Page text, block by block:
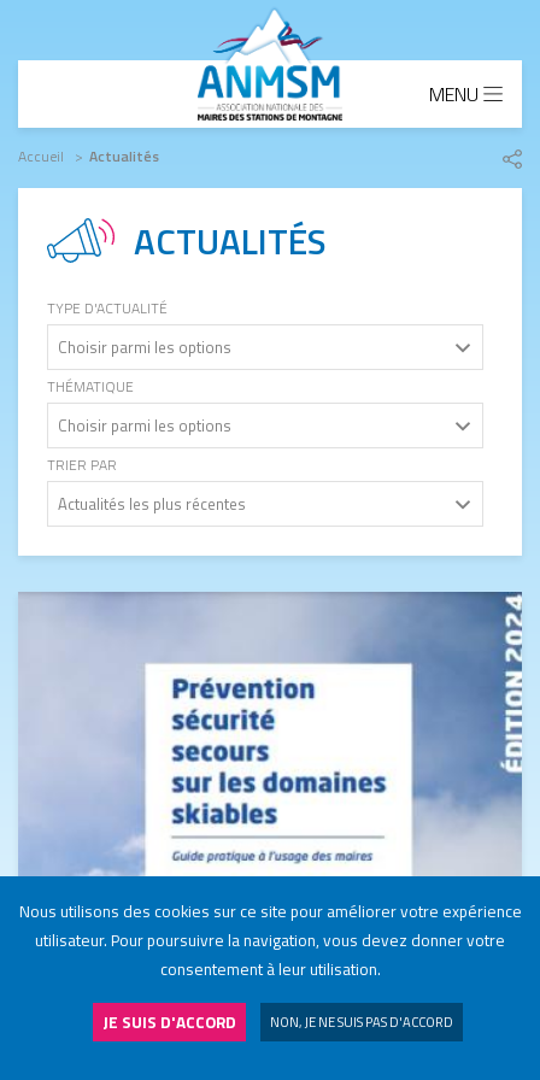
MENU
Fil d'Ariane
Accueil Actualités
le
ACTUALITÉS
TYPE D'ACTUALITÉ
THÉMATIQUE
TRIER PAR
Actualités les plus récentes
Nous utilisons des cookies sur ce site pour améliorer votre expérience
utilisateur. Pour poursuivre la navigation, vous devez donner votre
consentement à leur utilisation.
JE SUIS D'ACCORD NON, JE NE SUIS PAS D'ACCORD